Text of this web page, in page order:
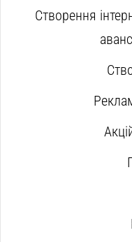
Створення